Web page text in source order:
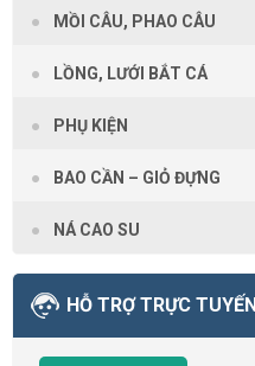
MỒI CÂU, PHAO CÂU
LỒNG, LƯỚI BẮT CÁ
PHỤ KIỆN
BAO CẦN – GIỎ ĐỰNG
NÁ CAO SU
HỖ TRỢ TRỰC TUYẾN